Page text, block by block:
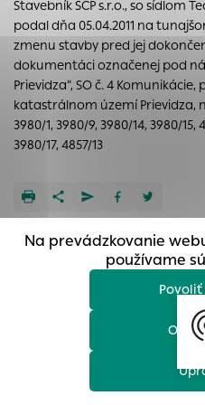
Stavebník SCP s.r.o., so sídlom
podal dňa 05.04.2011 na
zmenu stavby pred jej
dokumentáci označenej pod
Prievidza“, SO č. 4
katastrálnom území Prievidza,
3980/1, 3980/9, 3980/14, 3980/15,
3980/17, 4857/13
Ďalšie
Na prevádzkovanie
používame
Povoliť
prístup k zabezpečeným
týchto súborov cookie
Analytické cookies
Analytické cookies
pochopiť, ako návštevníci
mohol stránky
skúsenosť. Všetky dáta sa
Uložiť
Viac